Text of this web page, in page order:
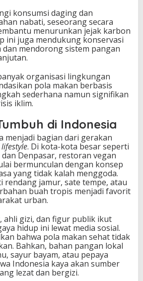
konsumsi daging dan
nabati, seseorang secara
menurunkan jejak karbon
ini juga mendukung konservasi
dan mendorong sistem pangan
organisasi lingkungan
pola makan berbasis
sederhana namun signifikan
iklim.
di Indonesia
menjadi bagian dari gerakan
. Di kota-kota besar seperti
Denpasar, restoran vegan
bermunculan dengan konsep
yang tidak kalah menggoda.
rendang jamur, sate tempe, atau
buah tropis menjadi favorit
urban.
ahli gizi, dan figur publik ikut
hidup ini lewat media sosial.
bahwa pola makan sehat tidak
Bahkan, bahan pangan lokal
sayur bayam, atau pepaya
Indonesia kaya akan sumber
lezat dan bergizi.